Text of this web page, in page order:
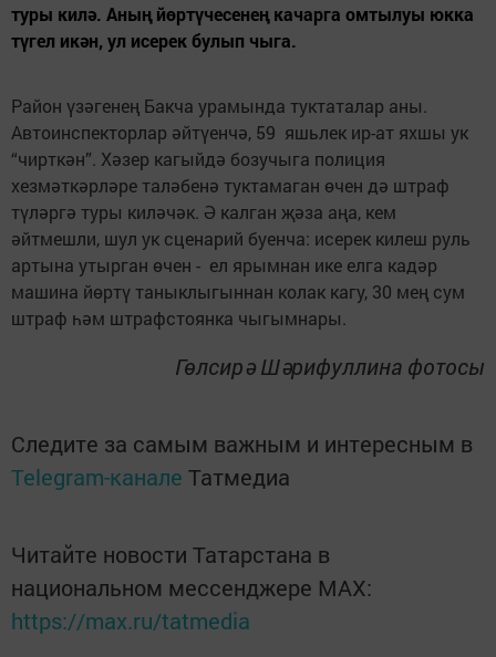
туры килә. Аның йөртүчесенең качарга омтылуы юкка
түгел икән, ул исерек булып чыга.
Район үзәгенең Бакча урамында туктаталар аны.
Автоинспекторлар әйтүенчә, 59 яшьлек ир-ат яхшы ук
“чирткән”. Хәзер кагыйдә бозучыга полиция
хезмәткәрләре таләбенә туктамаган өчен дә штраф
түләргә туры киләчәк. Ә калган җәза аңа, кем
әйтмешли, шул ук сценарий буенча: исерек килеш руль
артына утырган өчен - ел ярымнан ике елга кадәр
машина йөртү таныклыгыннан колак кагу, 30 мең сум
штраф һәм штрафстоянка чыгымнары.
Гөлсирә Шәрифуллина фотосы
Следите за самым важным и интересным в
Telegram-канале Татмедиа
Читайте новости Татарстана в
национальном мессенджере MАХ:
https://max.ru/tatmedia